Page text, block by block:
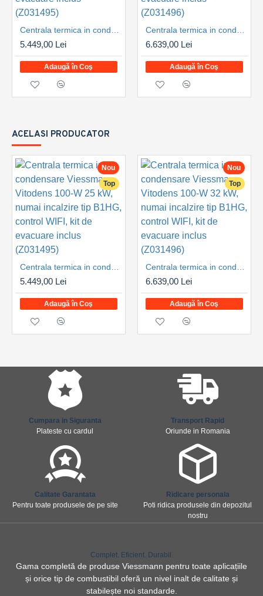
5.449,00 Lei
Adaugă în Coş
6.639,00 Lei
Adaugă în Coş
ACELASI PRODUCATOR
Nou
Top
5.449,00 Lei
Adaugă în Coş
Nou
Top
6.639,00 Lei
Adaugă în Coş
Cumpara in Siguranta
Plateste cu cardul
Transport Rapid
Oriunde in Romania
Calitate Garantata
Pentru toate produsele de pe site
Ridicare personala
Poti ridica produsele din depozitul
nostru
Complet. Eficient. Durabil.
Gama completă de produse Viessmann pentru toate aplicațiile
și orice tip de combustibil oferă un nivel inalt de calitate și
stabilește noi standarde.